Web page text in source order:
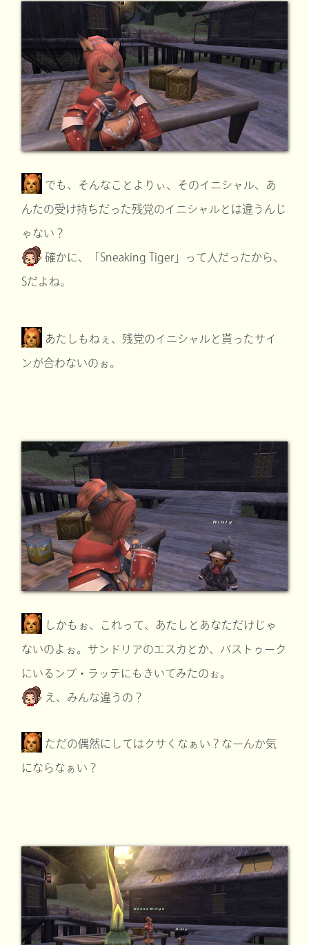
でも、そんなことよりぃ、そのイニシャル、あ
んたの受け持ちだった残党のイニシャルとは違うんじ
ゃない？
確かに、「Sneaking Tiger」って人だったから、
Sだよね。
あたしもねぇ、残党のイニシャルと貰ったサイ
ンが合わないのぉ。
しかもぉ、これって、あたしとあなただけじゃ
ないのよぉ。サンドリアのエスカとか、バストゥーク
にいるンブ・ラッテにもきいてみたのぉ。
え、みんな違うの？
ただの偶然にしてはクサくなぁい？なーんか気
にならなぁい？